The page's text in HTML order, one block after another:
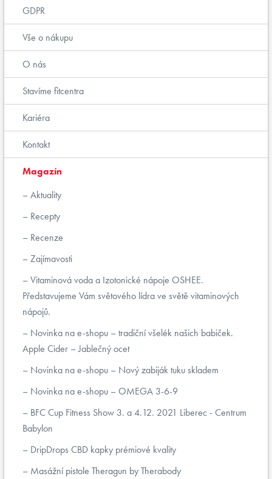
GDPR
Vše o nákupu
O nás
Stavíme fitcentra
Kariéra
Kontakt
Magazín
Aktuality
Recepty
Recenze
Zajímavosti
Vitaminová voda a Izotonické nápoje OSHEE.
Představujeme Vám světového lídra ve světě vitaminových
nápojů.
Novinka na e-shopu – tradiční všelék našich babiček.
Apple Cider – Jablečný ocet
Novinka na e-shopu – Nový zabiják tuku skladem
Novinka na e-shopu – OMEGA 3-6-9
BFC Cup Fitness Show 3. a 4.12. 2021 Liberec - Centrum
Babylon
DripDrops CBD kapky prémiové kvality
Masážní pistole Theragun by Therabody